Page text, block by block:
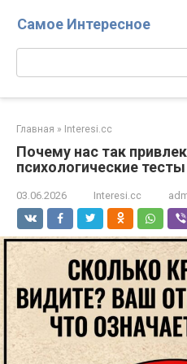
Самое Интересное
Поиск:
Главная » Interesi.cc
Почему нас так
психологические тесты
03.06.2026 Interesi.cc